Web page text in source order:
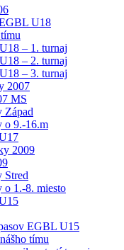
U18
– 1. turnaj
– 2. turnaj
– 3. turnaj
2007
MS
Západ
o 9.-16.m
2009
Stred
1.-8. miesto
EGBL U15
tímu